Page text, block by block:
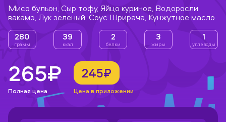
Мисо бульон, Сыр тофу, Яйцо куриное, Водоросли
вакамэ, Лук зеленый, Соус Шрирача, Кунжутное масло
280
грамм
39
ккал
2
белки
3
жиры
1
углеводы
265₽
Полная цена
245₽
Цена в приложении